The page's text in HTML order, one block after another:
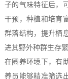
子的气味特征后，
干预，种植和培育
群落结构，提升栖
进其野外种群生存繁
在圈养环境下，有
养员能够精准筛选